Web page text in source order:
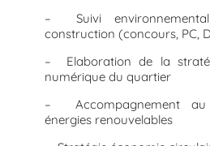
– Suivi
construction (concours, PC,
– Elaboration de la
numérique du quartier
– Accompagnement au
énergies renouvelables